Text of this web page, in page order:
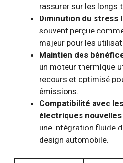
rassurer sur les longs
Diminution du stress
souvent perçue
majeur pour les
Maintien des
un moteur thermique
recours et optimisé
émissions.
Compatibilité avec
électriques
une intégration fluide
design automobile.